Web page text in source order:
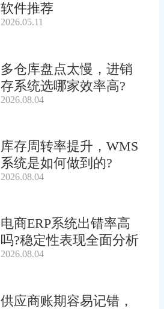
软件推荐
2026.05.11
多仓库盘点太慢，进销
存系统选哪家效率高?
2026.08.04
库存周转率提升，WMS
系统是如何做到的?
2026.08.04
电商ERP系统出错率高
吗?稳定性表现全面分析
2026.08.04
供应商账期容易记错，